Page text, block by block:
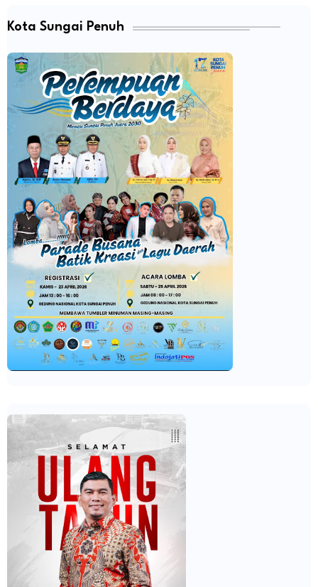
Kota Sungai Penuh